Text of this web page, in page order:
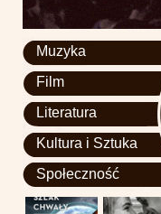
Muzyka
Film
Literatura
Kultura i Sztuka
Społeczność